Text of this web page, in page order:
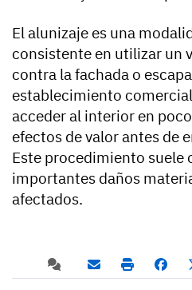
El alunizaje es una
consistente en utilizar un
contra la fachada o
establecimiento
acceder al interior en
efectos de valor antes de
Este procedimiento suele
importantes daños
afectados.